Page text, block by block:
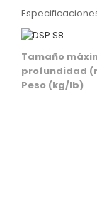
Tamaño
profundidad
Peso (kg/lb)